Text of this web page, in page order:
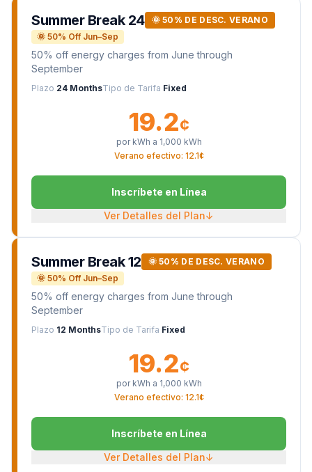
Summer Break 24
🌞 50% DE DESC. VERANO
🌞 50% Off Jun–Sep
50% off energy charges from June through
September
Plazo 24 MonthsTipo de Tarifa Fixed
19.2¢
por kWh a 1,000 kWh
Verano efectivo: 12.1¢
Inscríbete en Línea
Ver Detalles del Plan↓
Summer Break 12
🌞 50% DE DESC. VERANO
🌞 50% Off Jun–Sep
50% off energy charges from June through
September
Plazo 12 MonthsTipo de Tarifa Fixed
19.2¢
por kWh a 1,000 kWh
Verano efectivo: 12.1¢
Inscríbete en Línea
Ver Detalles del Plan↓